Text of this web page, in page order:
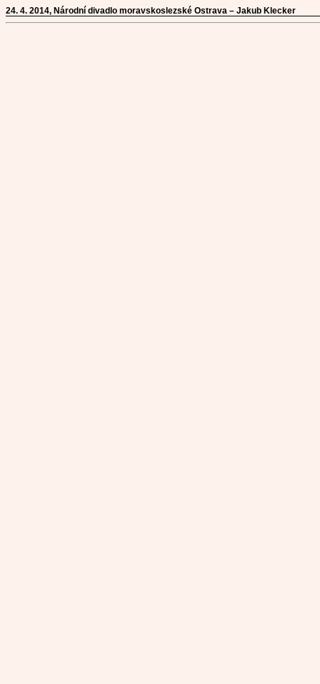
24. 4. 2014, Národní divadlo moravskoslezské Ostrava – Jakub Klecker